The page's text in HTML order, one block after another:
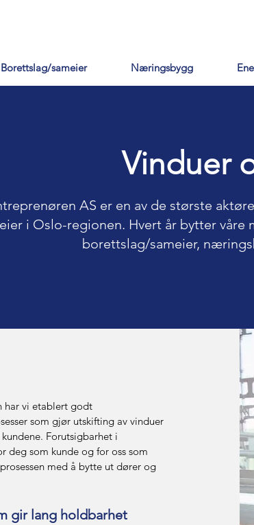
Borettslag/sameier Næringsbygg
Vinduer
AS er en av de største
i Oslo-regionen. Hvert år bytter
borettslag/sameier,
har vi etablert godt
som gjør utskifting av vinduer
Forutsigbarhet i
deg som kunde og for oss som
med å bytte ut dører og
gir lang holdbarhet